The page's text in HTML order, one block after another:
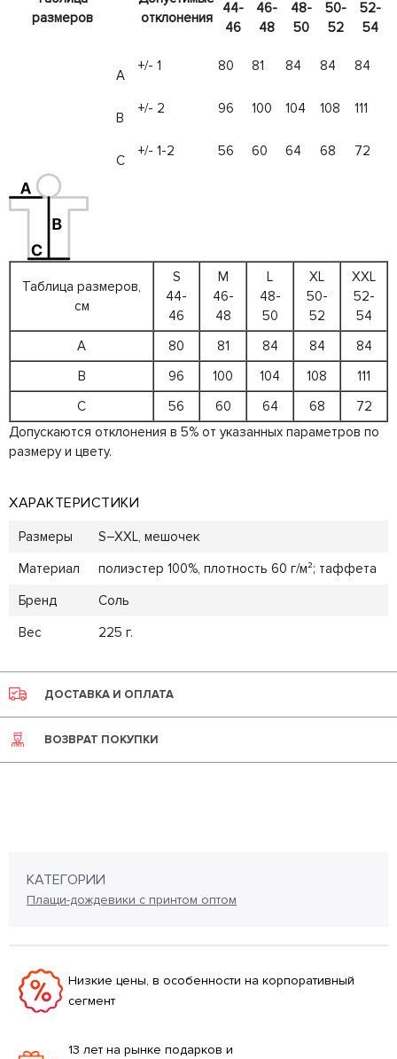
размеров
отклонения
44-
46
46-
48
48-
50
50-
52
52-
54
А
+/- 1 80 81 84 84 84
B
+/- 2 96 100 104 108 111
C
+/- 1-2 56 60 64 68 72
Таблица размеров,
см
S
44-
46
M
46-
48
L
48-
50
XL
50-
52
XXL
52-
54
A
80 81 84 84
84
B
96 100 104 108
111
C
56 60 64 68
72
Допускаются отклонения в 5% от указанных параметров по
размеру и цвету.
ХАРАКТЕРИСТИКИ
Размеры
S–XXL, мешочек
Материал
полиэстер 100%, плотность 60 г/м²; таффета
Бренд
Соль
Вес
225 г.
ДОСТАВКА И ОПЛАТА
ВОЗВРАТ ПОКУПКИ
КАТЕГОРИИ
Плащи-дождевики с принтом оптом
Низкие цены, в особенности на корпоративный
сегмент
13 лет на рынке подарков и